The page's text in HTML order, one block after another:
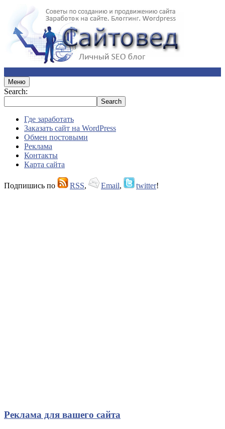
Меню
Search:
Где заработать
Заказать сайт на WordPress
Обмен постовыми
Реклама
Контакты
Карта сайта
Подпишись по RSS, Email, twitter!
Реклама для вашего сайта